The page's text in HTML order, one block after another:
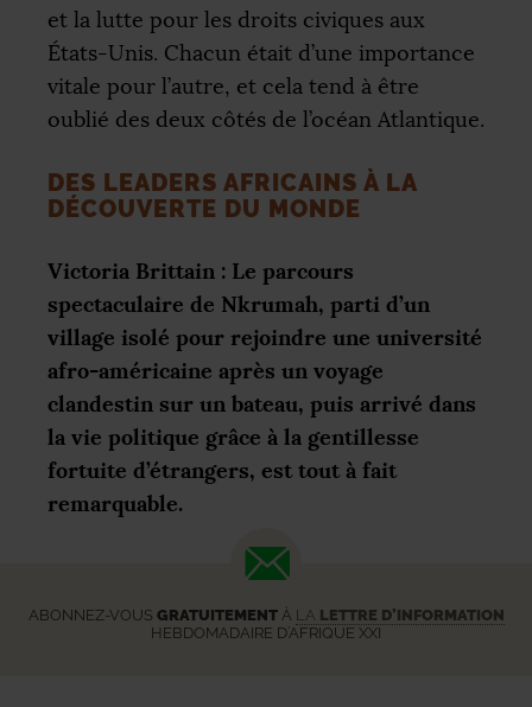
et la lutte pour les droits civiques aux
États-Unis. Chacun était d’une importance
vitale pour l’autre, et cela tend à être
oublié des deux côtés de l’océan Atlantique.
DES LEADERS AFRICAINS À LA
DÉCOUVERTE DU MONDE
Victoria Brittain : Le parcours
spectaculaire de Nkrumah, parti d’un
village isolé pour rejoindre une université
afro-américaine après un voyage
clandestin sur un bateau, puis arrivé dans
la vie politique grâce à la gentillesse
fortuite d’étrangers, est tout à fait
remarquable.
ABONNEZ-VOUS GRATUITEMENTÀ LA LETTRE D’INFORMATION
HEBDOMADAIRE D’AFRIQUE XXI